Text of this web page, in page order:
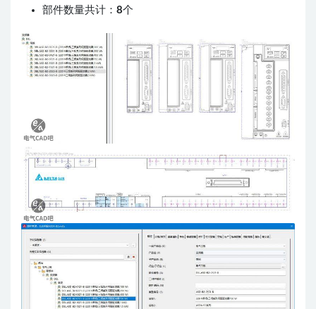
部件数量共计： 8个